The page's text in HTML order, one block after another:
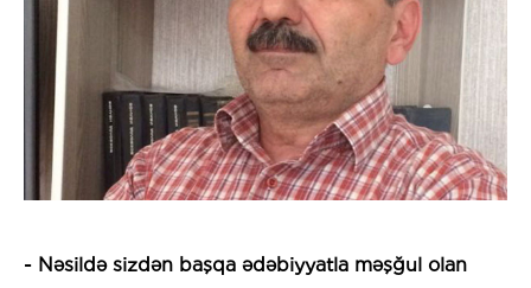
- Nəsildə sizdən başqa ədəbiyyatla məşğul olan